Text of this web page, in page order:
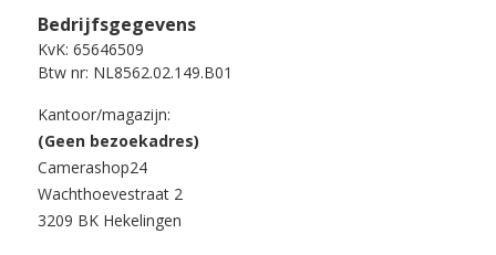
Bedrijfsgegevens
KvK: 65646509
Btw nr: NL8562.02.149.B01
Kantoor/magazijn:
(Geen bezoekadres)
Camerashop24
Wachthoevestraat 2
3209 BK Hekelingen